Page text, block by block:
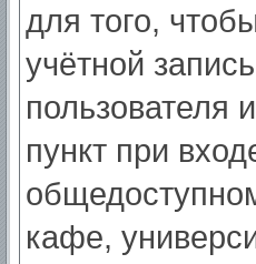
для того,
учётной
пользователя
пункт при
кафе,